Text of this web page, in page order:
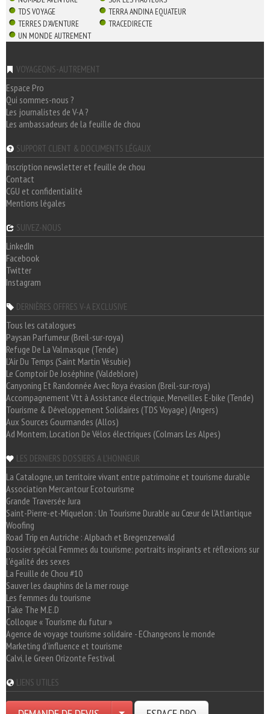
TDS VOYAGE
TERRA ANDINA EQUATEUR
TERRES D'AVENTURE
TRACEDIRECTE
UN MONDE AUTREMENT
VOYAGEONS-AUTREMENT
Espace Pro
Qui sommes-nous ?
Les journalistes de V-A ?
Les ambassadeurs de la feuille de chou
SUPPORT CLIENT & DOCUMENTS LÉGAUX
Inscription newsletter et feuille de chou
Contact
CGU et confidentialité
Mentions légales
SUIVEZ-NOUS
LinkedIn
Facebook
Twitter
Instagram
DERNIÈRES OFFRES V-A EXCLUSIVE
Tous les catalogues
Paysan Parfumeur (Breil-sur-roya)
Refuge De La Valmasque (Tende)
L'Air Du Temps (Saint Martin Vésubie)
Le Comptoir De Joséphine (Valdeblore)
Canyoning Et Randonnée Avec Roya évasion (Breil-sur-roya)
Accompagnement Vtt à Assistance électrique, Merveilles E-bike (Tende)
Tourisme & Développement Solidaires (TDS Voyage) (Angers)
Aux Sources Gourmandes (Allos)
Ad Montem, Location De Vélos électriques (Colmars Les Alpes)
LES DERNIERS DOSSIERS A L'HONNEUR
La Catalogne, un territoire vivant entre patrimoine et tourisme durable
Association Mercantour Ecotourisme
Grande Traversée Jura
Saint-Pierre-et-Miquelon : Un Tourisme Durable au Cœur de l'Atlantique
Woofing
Road Trip en Autriche : Alpbach et Bregenzerwald
Dossier spécial Femmes du tourisme: portraits inspirants et réflexions sur
l'égalité des sexes
La Feuille de Chou #10
Sauver les dauphins de la mer rouge
Les femmes du tourisme
Take The M.E.D
Colloque « Tourisme du futur »
Agence de voyage tourisme solidaire - EChangeons le monde
Marketing d'influence et tourisme
Calvi, le Green Orizonte Festival
LIENS UTILES